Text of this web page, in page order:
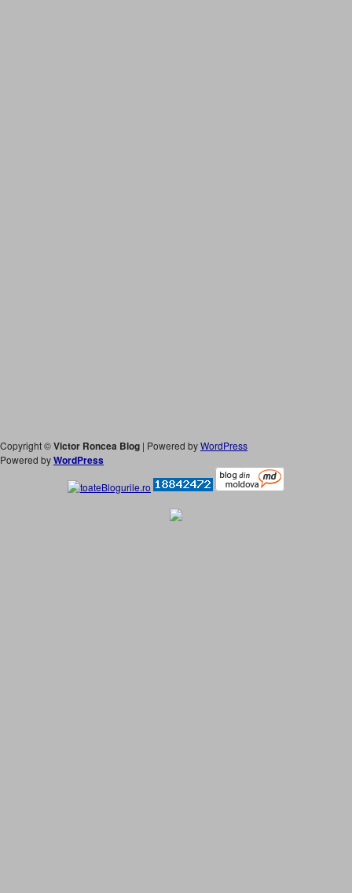
Copyright ©Victor Roncea Blog | Powered byWordPress
Powered byWordPress